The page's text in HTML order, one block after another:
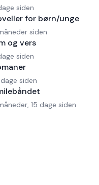
siden
for børn/unge
siden
og vers
siden
siden
15 dage siden